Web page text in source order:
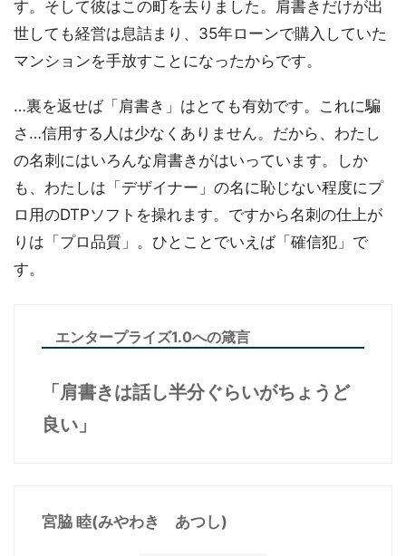
す。そして彼はこの町を去りました。肩書きだけが出
世しても経営は息詰まり、35年ローンで購入していた
マンションを手放すことになったからです。
…裏を返せば「肩書き」はとても有効です。これに騙
さ…信用する人は少なくありません。だから、わたし
の名刺にはいろんな肩書きがはいっています。しか
も、わたしは「デザイナー」の名に恥じない程度にプ
ロ用のDTPソフトを操れます。ですから名刺の仕上が
りは「プロ品質」。ひとことでいえば「確信犯」で
す。
エンタープライズ1.0への箴言
「肩書きは話し半分ぐらいがちょうど
良い」
宮脇 睦(みやわき あつし)